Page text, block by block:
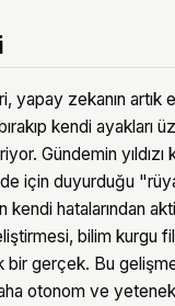
yapay zekanın artık
kendi ayakları
Gündemin yıldızı
için duyurduğu
kendi hatalarından
bilim kurgu
bir gerçek. Bu
otonom ve